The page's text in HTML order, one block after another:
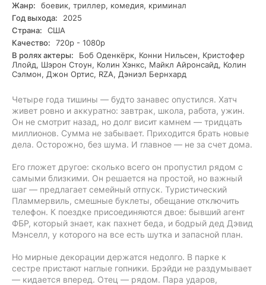
Жанр:
боевик, триллер, комедия, криминал
Год выхода:
2025
Страна:
США
Качество:
720р - 1080р
В ролях актеры:
Боб Оденкёрк, Конни Нильсен, Кристофер
Ллойд, Шэрон Стоун, Колин Хэнкс, Майкл Айронсайд, Колин
Сэлмон, Джон Ортис, RZA, Дэниэл Бернхард
Четыре года тишины — будто занавес опустился. Хатч
живет ровно и аккуратно: завтрак, школа, работа, ужин.
Он не смотрит назад, но долг висит камнем — тридцать
миллионов. Сумма не забывает. Приходится брать новые
дела. Осторожно, без шума. И главное — не за счет дома.
Его гложет другое: сколько всего он пропустил рядом с
самыми близкими. Он решается на простой, но важный
шаг — предлагает семейный отпуск. Туристический
Пламмервиль, смешные буклеты, обещание отключить
телефон. К поездке присоединяются двое: бывший агент
ФБР, который знает, как пахнет беда, и бодрый дед Дэвид
Мэнселл, у которого на все есть шутка и запасной план.
Но мирные декорации держатся недолго. В парке к
сестре пристают наглые гопники. Брэйди не раздумывает
— кидается вперед. Отец — рядом. Пара ударов,